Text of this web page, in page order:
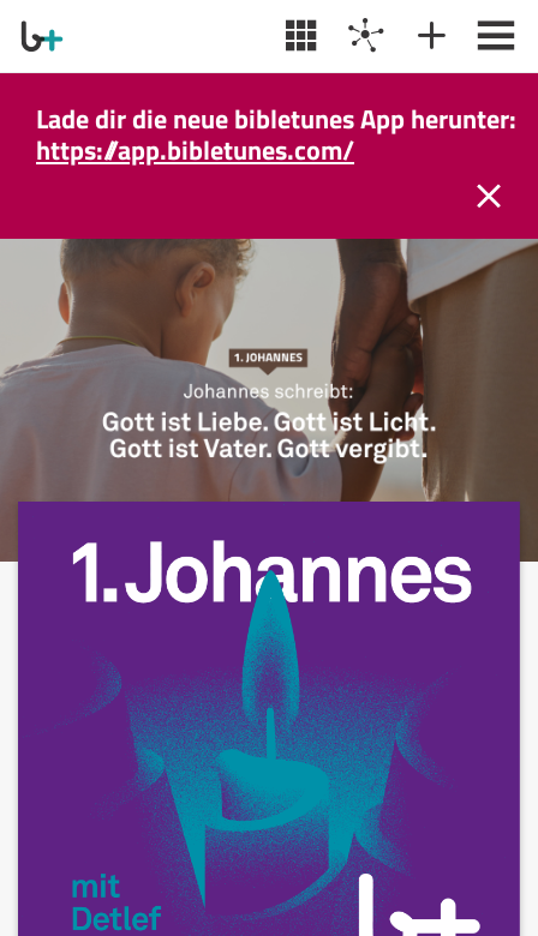
Lade dir die neue bibletunes App herunter:
https://app.bibletunes.com/